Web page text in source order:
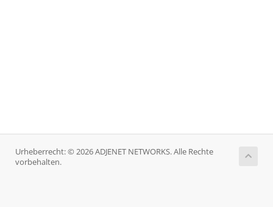
Urheberrecht: © 2026 ADJENET NETWORKS. Alle Rechte
vorbehalten.